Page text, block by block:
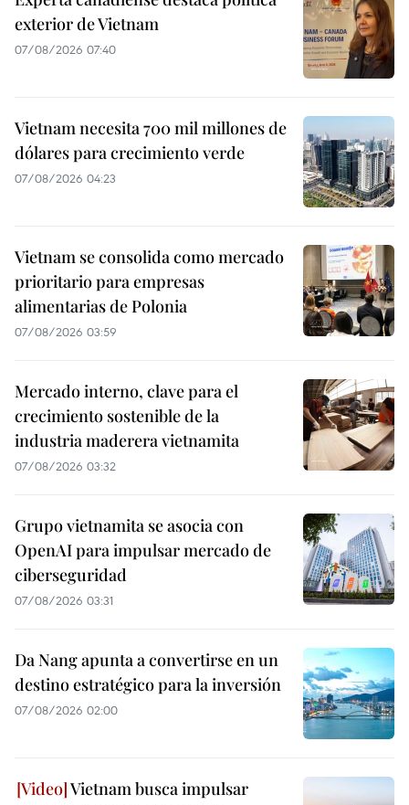
exterior de Vietnam
07/08/2026 07:40
Vietnam necesita 700 mil millones de
dólares para crecimiento verde
07/08/2026 04:23
Vietnam se consolida como mercado
prioritario para empresas
alimentarias de Polonia
07/08/2026 03:59
Mercado interno, clave para el
crecimiento sostenible de la
industria maderera vietnamita
07/08/2026 03:32
Grupo vietnamita se asocia con
OpenAI para impulsar mercado de
ciberseguridad
07/08/2026 03:31
Da Nang apunta a convertirse en un
destino estratégico para la inversión
07/08/2026 02:00
Vietnam busca impulsar